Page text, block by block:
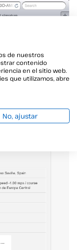
de nuestros
contenido
en el sitio web.
que utilizamos, abre
No, ajustar